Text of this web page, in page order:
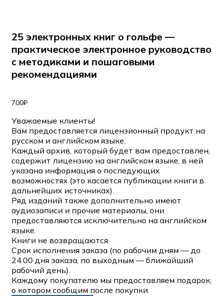
25 электронных книг о гольфе —
практическое электронное руководство
с методиками и пошаговыми
рекомендациями
700₽
Уважаемые клиенты!
Вам предоставляется лицензионный продукт на
русском и английском языке.
Каждый архив, который будет вам предоставлен,
содержит лицензию на английском языке, в ней
указана информация о последующих
возможностях (это касается публикации книги в
дальнейших источниках).
Ряд изданий также дополнительно имеют
аудиозаписи и прочие материалы, они
предоставляются исключительно на английском
языке.
Книги не возвращаются.
Срок исполнения заказа (по рабочим дням — до
24.00 дня заказа, по выходным — ближайший
рабочий день).
Каждому покупателю мы предоставляем подарок,
о котором сообщим после покупки.